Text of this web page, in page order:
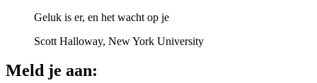
Geluk is er, en het wacht op je
Scott Halloway, New York University
Meld je aan: